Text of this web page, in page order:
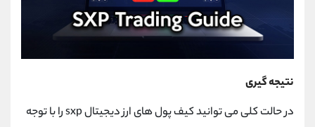
نتیجه گیری
در حالت کلی می توانید کیف پول های ارز دیجیتال sxp را با توجه